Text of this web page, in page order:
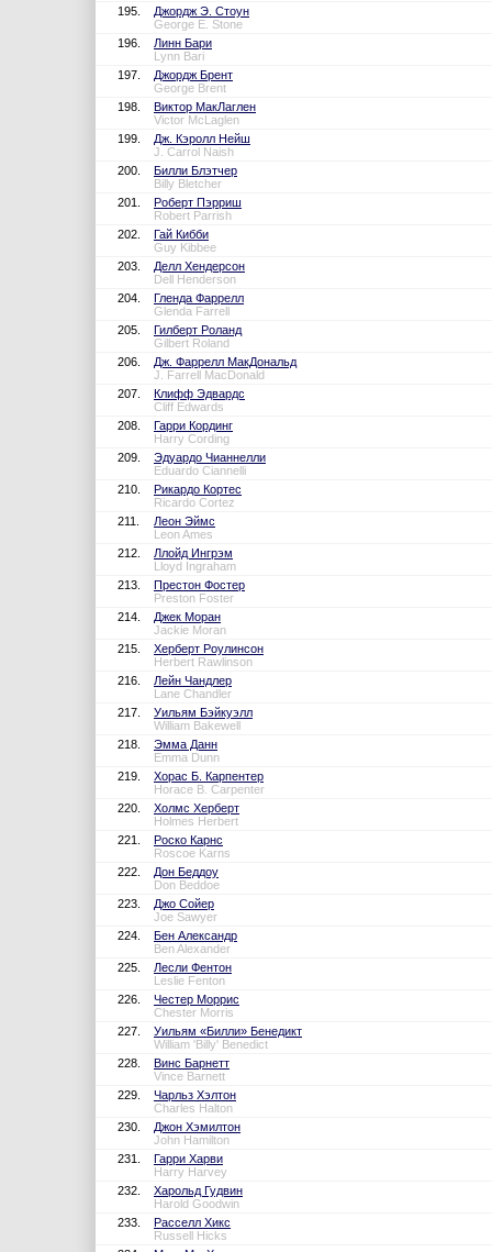
195.
Джордж Э. Стоун
George E. Stone
196.
Линн Бари
Lynn Bari
197.
Джордж Брент
George Brent
198.
Виктор МакЛаглен
Victor McLaglen
199.
Дж. Кэролл Нейш
J. Carrol Naish
200.
Билли Блэтчер
Billy Bletcher
201.
Роберт Пэрриш
Robert Parrish
202.
Гай Кибби
Guy Kibbee
203.
Делл Хендерсон
Dell Henderson
204.
Гленда Фаррелл
Glenda Farrell
205.
Гилберт Роланд
Gilbert Roland
206.
Дж. Фаррелл МакДональд
J. Farrell MacDonald
207.
Клифф Эдвардс
Cliff Edwards
208.
Гарри Кординг
Harry Cording
209.
Эдуардо Чианнелли
Eduardo Ciannelli
210.
Рикардо Кортес
Ricardo Cortez
211.
Леон Эймс
Leon Ames
212.
Ллойд Ингрэм
Lloyd Ingraham
213.
Престон Фостер
Preston Foster
214.
Джек Моран
Jackie Moran
215.
Херберт Роулинсон
Herbert Rawlinson
216.
Лейн Чандлер
Lane Chandler
217.
Уильям Бэйкуэлл
William Bakewell
218.
Эмма Данн
Emma Dunn
219.
Хорас Б. Карпентер
Horace B. Carpenter
220.
Холмс Херберт
Holmes Herbert
221.
Роско Карнс
Roscoe Karns
222.
Дон Беддоу
Don Beddoe
223.
Джо Сойер
Joe Sawyer
224.
Бен Александр
Ben Alexander
225.
Лесли Фентон
Leslie Fenton
226.
Честер Моррис
Chester Morris
227.
Уильям «Билли» Бенедикт
William 'Billy' Benedict
228.
Винс Барнетт
Vince Barnett
229.
Чарльз Хэлтон
Charles Halton
230.
Джон Хэмилтон
John Hamilton
231.
Гарри Харви
Harry Harvey
232.
Харольд Гудвин
Harold Goodwin
233.
Расселл Хикс
Russell Hicks